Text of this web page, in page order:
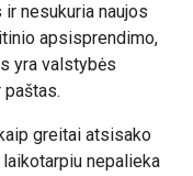
nesukuria naujos
apsisprendimo,
yra valstybės
paštas.
greitai atsisako
nepalieka